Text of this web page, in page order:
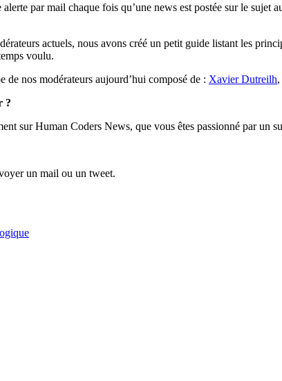
par mail chaque fois qu’une news est postée sur le
actuels, nous avons créé un petit guide listant les
voulu.
de nos modérateurs aujourd’hui composé de : Xavier Dutreilh,
?
sur Human Coders News, que vous êtes passionné par un
un mail ou un tweet.